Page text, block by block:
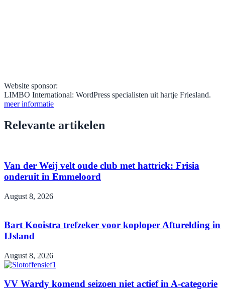
Website sponsor:
LIMBO International: WordPress specialisten uit hartje Friesland.
meer informatie
Relevante artikelen
Van der Weij velt oude club met hattrick: Frisia
onderuit in Emmeloord
August 8, 2026
Bart Kooistra trefzeker voor koploper Afturelding in
IJsland
August 8, 2026
VV Wardy komend seizoen niet actief in A-categorie